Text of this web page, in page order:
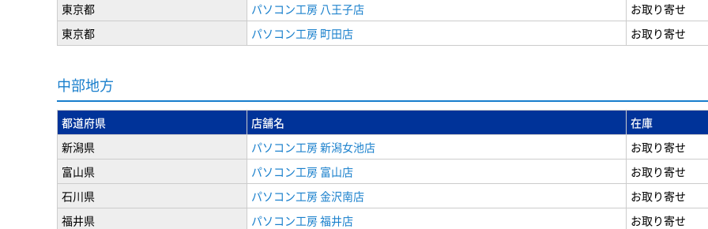
東京都
パソコン工房 八王子店
お取り寄せ
東京都
パソコン工房 町田店 お取り寄せ
中部地方
都道府県 店舗名
在庫
新潟県
パソコン工房 新潟女池店
お取り寄せ
富山県
パソコン工房 富山店
お取り寄せ
石川県
パソコン工房 金沢南店
お取り寄せ
福井県
パソコン工房 福井店
お取り寄せ